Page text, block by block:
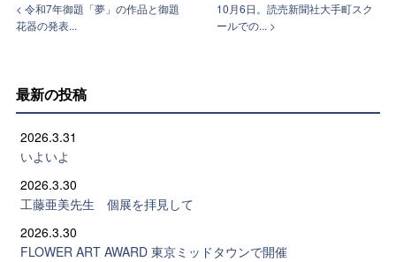
< 令和7年御題「夢」の作品と御題
花器の発表...
10月6日。読売新聞社大手町スク
ールでの... >
最新の投稿
2026.3.31
いよいよ
2026.3.30
工藤亜美先生 個展を拝見して
2026.3.30
FLOWER ART AWARD 東京ミッドタウンで開催